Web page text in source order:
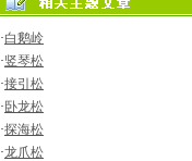
·白鹅岭
·竖琴松
·接引松
· 卧龙松
·探海松
·龙爪松